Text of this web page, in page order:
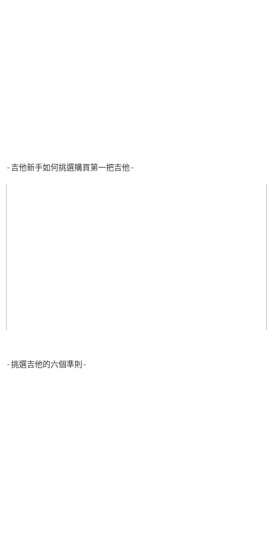
-吉他新手如何挑選購買第一把吉他-
-挑選吉他的六個準則-